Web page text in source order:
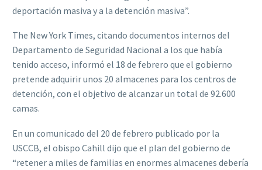
deportación masiva y a la detención masiva”.
The New York Times, citando documentos internos del
Departamento de Seguridad Nacional a los que había
tenido acceso, informó el 18 de febrero que el gobierno
pretende adquirir unos 20 almacenes para los centros de
detención, con el objetivo de alcanzar un total de 92.600
camas.
En un comunicado del 20 de febrero publicado por la
USCCB, el obispo Cahill dijo que el plan del gobierno de
“retener a miles de familias en enormes almacenes debería